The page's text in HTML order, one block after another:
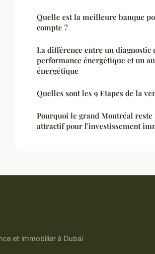
Quelle est la meilleure banque
compte ?
La différence entre un diagnostic
performance énergétique et un
énergétique
Quelles sont les 9 Etapes de la
Pourquoi le grand Montréal
attractif pour l'investissement
et immobilier à Dubaï